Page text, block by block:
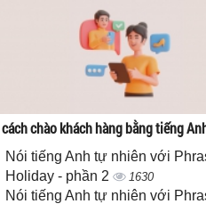
chào khách hàng bằng tiếng
Nói tiếng Anh tự nhiên với
Holiday - phần 2
1630
Nói tiếng Anh tự nhiên với